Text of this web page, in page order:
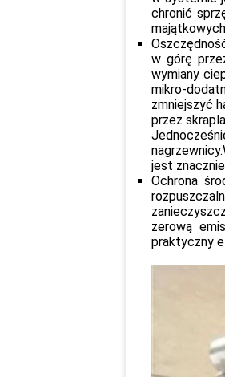
chronić
w górę
wymiany
mikro-
zmniejszyć
przez
jest
Ochrona
zerową
praktyczny